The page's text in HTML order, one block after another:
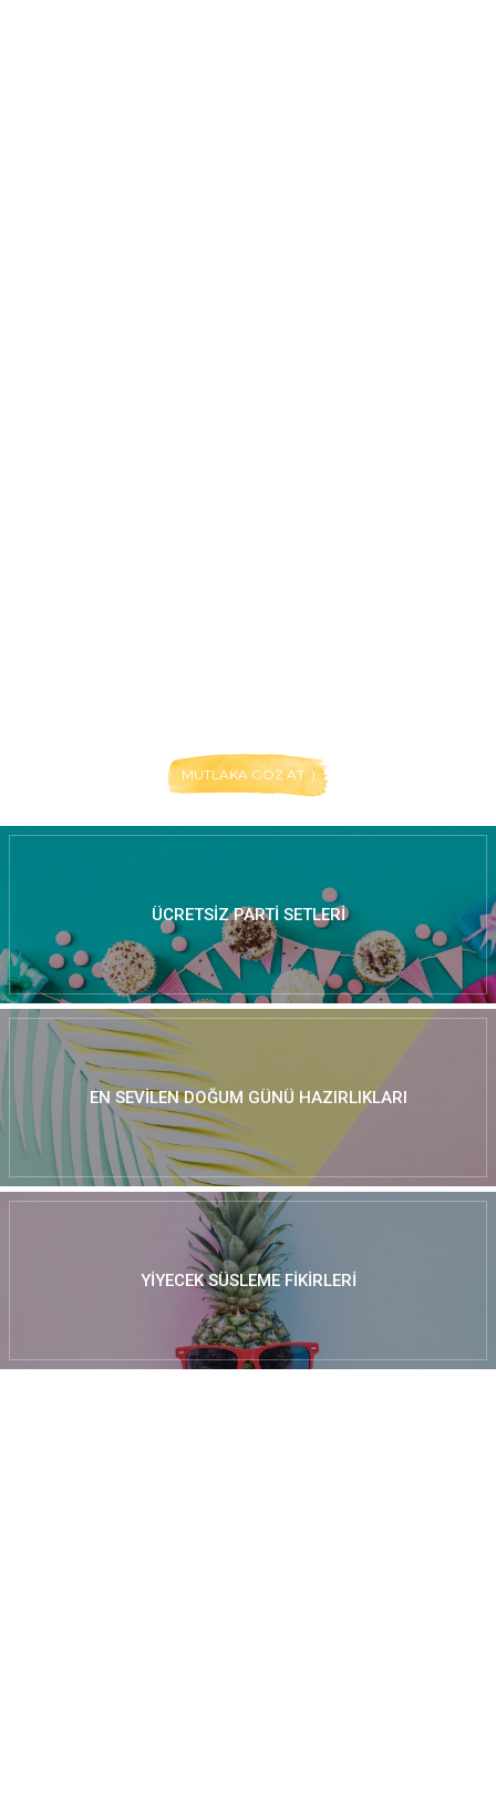
MUTLAKA GÖZ AT :)
ÜCRETSIZ PARTI SETLERI
EN SEVILEN DOĞUM GÜNÜ HAZIRLIKLARI
YIYECEK SÜSLEME FIKIRLERI